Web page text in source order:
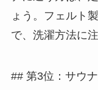
ょう。フェルト
で、洗濯方法に
## 第3位：サウ